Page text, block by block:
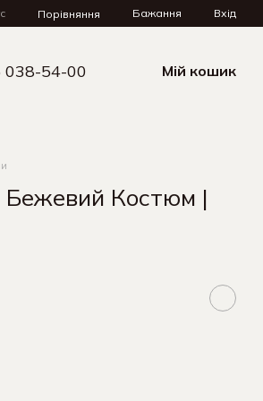
Порівняння Бажання Вхід
038-54-00 Мій кошик
Бежевий Костюм |